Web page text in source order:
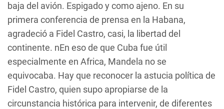
baja del avión. Espigado y como ajeno. En su
primera conferencia de prensa en la Habana,
agradeció a Fidel Castro, casi, la libertad del
continente. nEn eso de que Cuba fue útil
especialmente en Africa, Mandela no se
equivocaba. Hay que reconocer la astucia política de
Fidel Castro, quien supo apropiarse de la
circunstancia histórica para intervenir, de diferentes